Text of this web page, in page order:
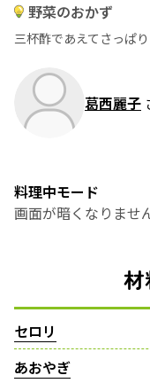
野菜のおかず
三杯酢であえてさっぱ
葛西麗子
料理中モード
画面が暗くなりませ
材
セロリ
あおやぎ